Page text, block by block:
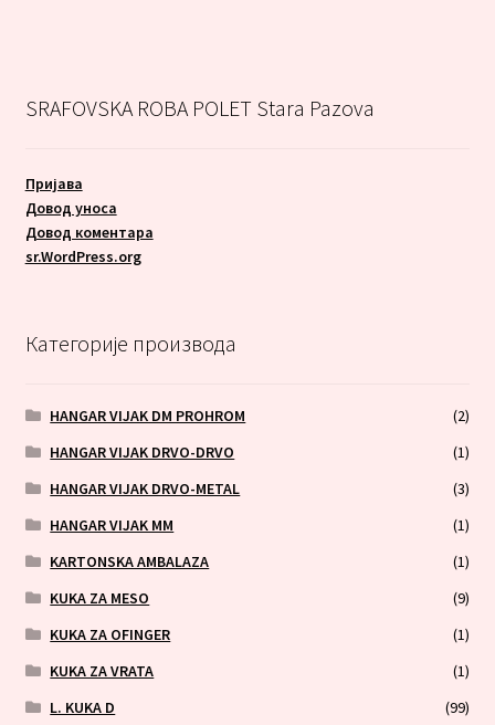
SRAFOVSKA ROBA POLET Stara Pazova
Пријава
Довод уноса
Довод коментара
sr.WordPress.org
Категорије производа
HANGAR VIJAK DM PROHROM
(2)
HANGAR VIJAK DRVO-DRVO
(1)
HANGAR VIJAK DRVO-METAL
(3)
HANGAR VIJAK MM
(1)
KARTONSKA AMBALAZA
(1)
KUKA ZA MESO
(9)
KUKA ZA OFINGER
(1)
KUKA ZA VRATA
(1)
L. KUKA D
(99)